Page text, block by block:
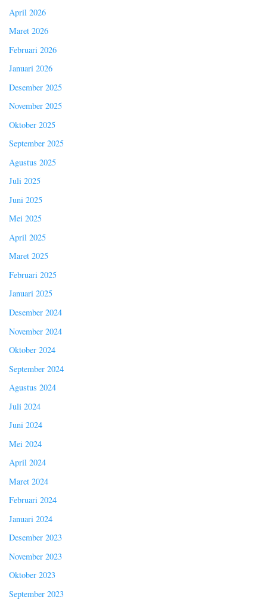
April 2026
Maret 2026
Februari 2026
Januari 2026
Desember 2025
November 2025
Oktober 2025
September 2025
Agustus 2025
Juli 2025
Juni 2025
Mei 2025
April 2025
Maret 2025
Februari 2025
Januari 2025
Desember 2024
November 2024
Oktober 2024
September 2024
Agustus 2024
Juli 2024
Juni 2024
Mei 2024
April 2024
Maret 2024
Februari 2024
Januari 2024
Desember 2023
November 2023
Oktober 2023
September 2023